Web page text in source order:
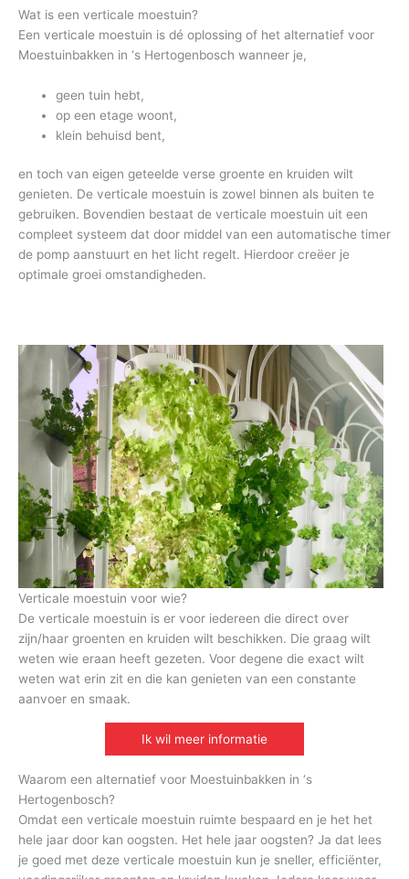
Wat is een verticale moestuin?
Een verticale moestuin is dé oplossing of het alternatief voor
Moestuinbakken in ‘s Hertogenbosch wanneer je,
geen tuin hebt,
op een etage woont,
klein behuisd bent,
en toch van eigen geteelde verse groente en kruiden wilt
genieten. De verticale moestuin is zowel binnen als buiten te
gebruiken. Bovendien bestaat de verticale moestuin uit een
compleet systeem dat door middel van een automatische timer
de pomp aanstuurt en het licht regelt. Hierdoor creëer je
optimale groei omstandigheden.
Verticale moestuin voor wie?
De verticale moestuin is er voor iedereen die direct over
zijn/haar groenten en kruiden wilt beschikken. Die graag wilt
weten wie eraan heeft gezeten. Voor degene die exact wilt
weten wat erin zit en die kan genieten van een constante
aanvoer en smaak.
Ik wil meer informatie
Waarom een alternatief voor Moestuinbakken in ‘s
Hertogenbosch?
Omdat een verticale moestuin ruimte bespaard en je het het
hele jaar door kan oogsten. Het hele jaar oogsten? Ja dat lees
je goed met deze verticale moestuin kun je sneller, efficiënter,